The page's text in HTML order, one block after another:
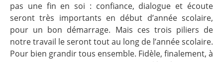
pas une fin en soi­ : confiance, dialogue et écoute
seront très importants en début d’année scolaire,
pour un bon démarrage. Mais ces trois piliers de
notre travail le seront tout au long de l’année scolaire.
Pour bien grandir tous ensemble. Fidèle, finalement, à